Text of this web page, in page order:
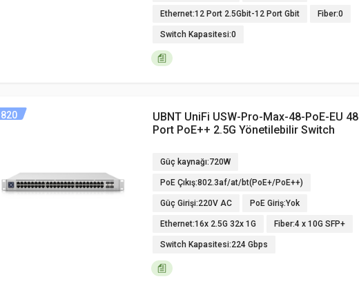
Ethernet:12 Port 2.5Gbit-12 Port Gbit Fiber:0
Switch Kapasitesi:0
UBNT UniFi USW-Pro-Max-48-PoE-EU 48
Port PoE++ 2.5G Yönetilebilir Switch
Güç kaynağı:720W
PoE Çıkış:802.3af/at/bt(PoE+/PoE++)
Güç Girişi:220V AC PoE Giriş:Yok
Ethernet:16x 2.5G 32x 1G Fiber:4 x 10G SFP+
Switch Kapasitesi:224 Gbps